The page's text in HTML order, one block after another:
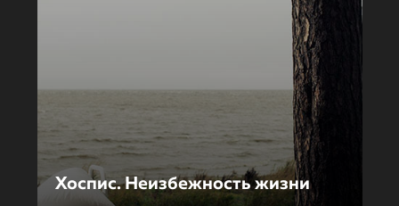
Хоспис. Неизбежность жизни